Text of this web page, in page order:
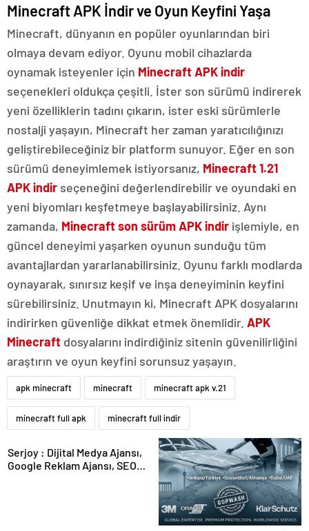
Minecraft APK İndir ve Oyun Keyfini Yaşa
Minecraft, dünyanın en popüler oyunlarından biri
olmaya devam ediyor. Oyunu mobil cihazlarda
oynamak isteyenler için Minecraft APK indir
seçenekleri oldukça çeşitli. İster son sürümü indirerek
yeni özelliklerin tadını çıkarın, ister eski sürümlerle
nostalji yaşayın, Minecraft her zaman yaratıcılığınızı
geliştirebileceğiniz bir platform sunuyor. Eğer en son
sürümü deneyimlemek istiyorsanız, Minecraft 1.21
APK indir seçeneğini değerlendirebilir ve oyundaki en
yeni biyomları keşfetmeye başlayabilirsiniz. Aynı
zamanda, Minecraft son sürüm APK indir işlemiyle, en
güncel deneyimi yaşarken oyunun sunduğu tüm
avantajlardan yararlanabilirsiniz. Oyunu farklı modlarda
oynayarak, sınırsız keşif ve inşa deneyiminin keyfini
sürebilirsiniz. Unutmayın ki, Minecraft APK dosyalarını
indirirken güvenliğe dikkat etmek önemlidir. APK
Minecraft dosyalarını indirdiğiniz sitenin güvenilirliğini
araştırın ve oyun keyfini sorunsuz yaşayın.
apk minecraft minecraft minecraft apk v.21
minecraft full apk minecraft full indir
Serjoy : Dijital Medya Ajansı,
Google Reklam Ajansı, SEO